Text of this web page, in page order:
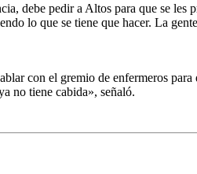
debe pedir a Altos para que se
lo que se tiene que hacer. La
con el gremio de enfermeros
no tiene cabida», señaló.